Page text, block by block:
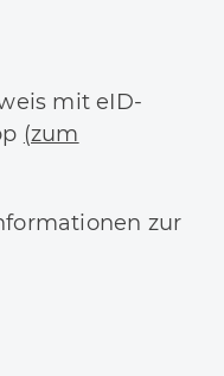
mit eID-
(zum
zur